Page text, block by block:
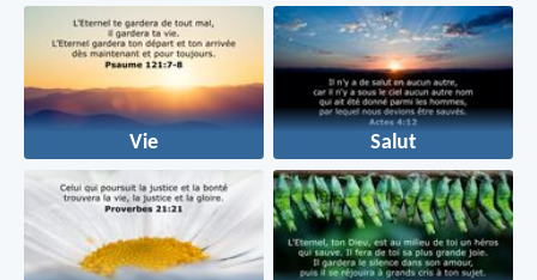
Vie Salut